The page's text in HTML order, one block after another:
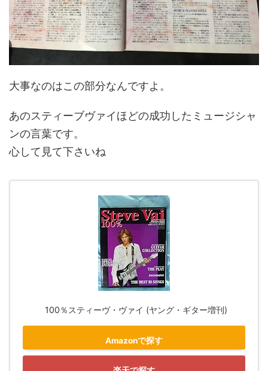
大事なのはこの部分なんですよ。
あのスティーブヴァイほどの成功したミュージシャ
ンの言葉です。
心して見て下さいね
100％スティーヴ・ヴァイ (ヤング・ギター増刊)
Amazonで探す